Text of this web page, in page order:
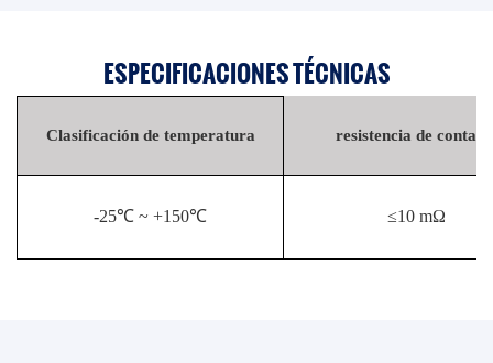
ESPECIFICACIONES TÉCNICAS
Clasificación de temperatura resistencia de
-25℃ ~ +150℃ ≤10 mΩ